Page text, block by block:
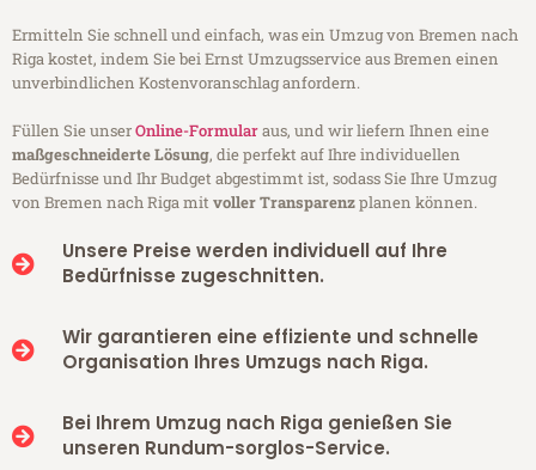
Ermitteln Sie schnell und einfach, was ein Umzug von Bremen nach
Riga kostet, indem Sie bei Ernst Umzugsservice aus Bremen einen
unverbindlichen Kostenvoranschlag anfordern.
Füllen Sie unserOnline-Formularaus, und wir liefern Ihnen eine
maßgeschneiderte Lösung, die perfekt auf Ihre individuellen
Bedürfnisse und Ihr Budget abgestimmt ist, sodass Sie Ihre Umzug
von Bremen nach Riga mitvoller Transparenzplanen können.
Unsere Preise werden individuell auf Ihre
Bedürfnisse zugeschnitten.
Wir garantieren eine effiziente und schnelle
Organisation Ihres Umzugs nach Riga.
Bei Ihrem Umzug nach Riga genießen Sie
unseren Rundum-sorglos-Service.